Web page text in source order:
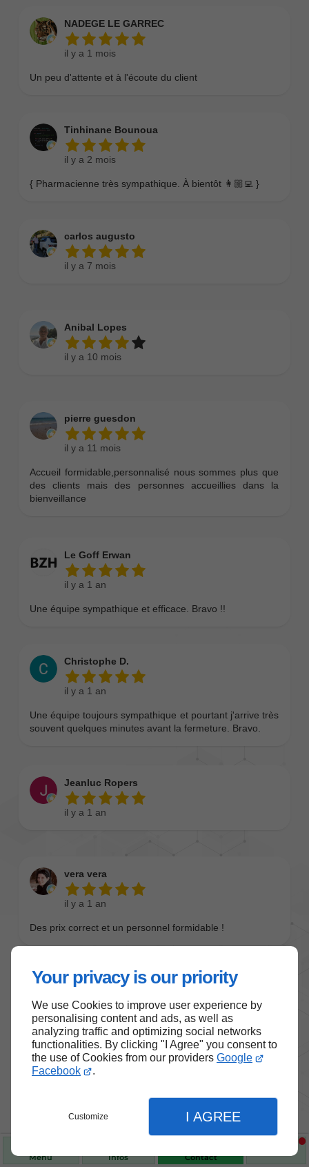
Your privacy is our priority
We use Cookies to improve user experience by
personalising content and ads, as well as
analyzing traffic and optimizing social networks
functionalities. By clicking "I Agree" you consent to
the use of Cookies from our providers Google
Facebook
.
Customize I AGREE
Menu Infos Contact
Nos produits de santé et de